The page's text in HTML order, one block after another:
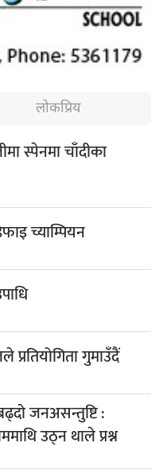
लोकप्रिय
स्पेनमा चाँदीका
च्याम्पियन
प्रतियोगिता गुमाउँदैं
जनअसन्तुष्टि :
उठ्न थाले प्रश्न